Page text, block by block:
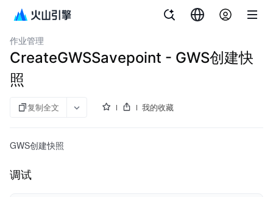
流式计算 Flink版
作业管理
CreateGWSSavepoint - GWS创建快
照
复制全文 我的收藏
GWS创建快照
调试